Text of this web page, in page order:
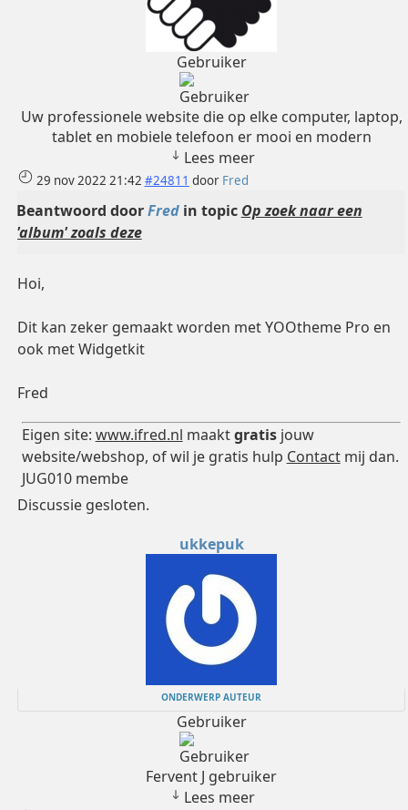
Gebruiker
Uw professionele website die op elke computer, laptop,
tablet en mobiele telefoon er mooi en modern
Lees meer
29 nov 2022 21:42 #24811 door Fred
Beantwoord doorFredin topic Op zoek naar een
'album' zoals deze
Hoi,
Dit kan zeker gemaakt worden met YOOtheme Pro en
ook met Widgetkit
Fred
Eigen site: www.ifred.nl maaktgratisjouw
website/webshop, of wil je gratis hulp Contactmij dan.
JUG010 membe
Discussie gesloten.
ukkepuk
ONDERWERP AUTEUR
Gebruiker
Fervent J gebruiker
Lees meer